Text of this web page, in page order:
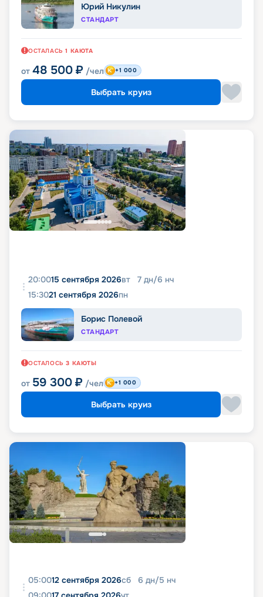
Юрий Никулин
СТАНДАРТ
ОСТАЛАСЬ 1 КАЮТА
от 48 500 ₽ /чел +1 000
Выбрать круиз
20:0015 сентября 2026вт 7 дн/6 нч
15:3021 сентября 2026пн
Борис Полевой
СТАНДАРТ
ОСТАЛОСЬ 3 КАЮТЫ
от 59 300 ₽ /чел +1 000
Выбрать круиз
05:0012 сентября 2026сб 6 дн/5 нч